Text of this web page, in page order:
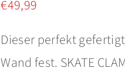
€49,99
Dieser perfekt
Wand fest. SKATE